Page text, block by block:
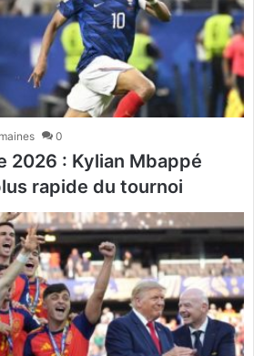
0
2026 : Kylian Mbappé
rapide du tournoi